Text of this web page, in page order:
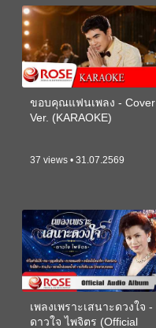
ขอบคุณแฟนเพลง - Cover
Ver. (KARAOKE)
37 views • 31.07.2569
เพลงเพราะเสนาะดวงใจ -
ดาวใจ ไพจิตร (Official